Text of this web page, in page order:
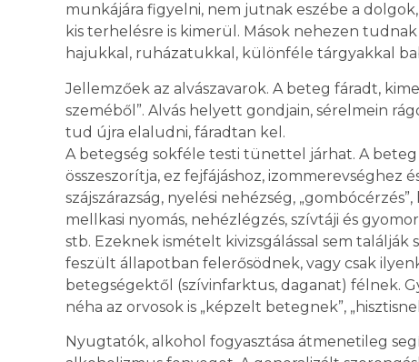
munkájára figyelni, nem jutnak eszébe a
kis terhelésre is kimerül. Mások nehezen
hajukkal, ruházatukkal, különféle tárgyakkal
Jellemzőek az alvászavarok. A beteg fáradt,
szeméből”. Alvás helyett gondjain, sérelmein
tud újra elaludni, fáradtan kel.
A betegség sokféle testi tünettel járhat. A
összeszorítja, ez fejfájáshoz, izommerevséghez
szájszárazság, nyelési nehézség,
mellkasi nyomás, nehézlégzés, szívtáji és
stb. Ezeknek ismételt kivizsgálással sem találják
feszült állapotban felerősödnek, vagy csak
betegségektől (szívinfarktus, daganat) félnek.
néha az orvosok is „képzelt betegnek”,
Nyugtatók, alkohol fogyasztása átmenetileg